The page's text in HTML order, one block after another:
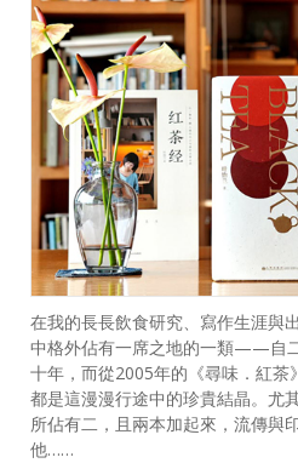
在我的長長飲食研究、寫作生涯與
中格外佔有一席之地的一類——自
十年，而從2005年的《尋味．紅茶
都是這漫漫行途中的珍貴結晶。尤
所佔有二，且兩本加起來，流傳與
他……